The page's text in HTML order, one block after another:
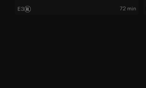
E3 72 min